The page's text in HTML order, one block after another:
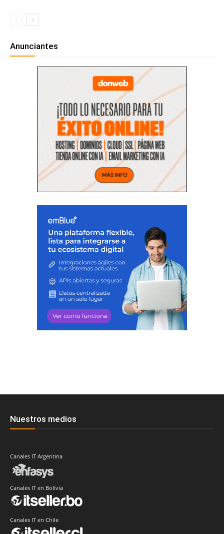
Anunciantes
Nuestros medios
Canales IT Argentina
Canales IT en Bolivia
Canales IT en Chile